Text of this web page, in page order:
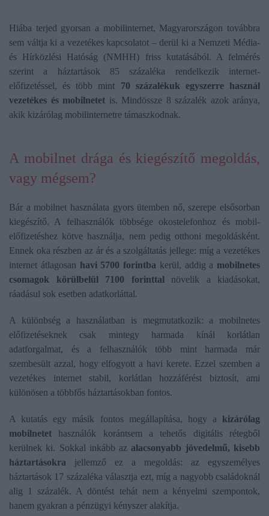
Hiába terjed gyorsan a mobilinternet, Magyarországon továbbra
sem váltja ki a vezetékes kapcsolatot – derül ki a Nemzeti Média-
és Hírközlési Hatóság (NMHH) friss kutatásából. A felmérés
szerint a háztartások 85 százaléka rendelkezik internet-
előfizetéssel, és több mint 70 százalékuk egyszerre használ
vezetékes és mobilnetet is. Mindössze 8 százalék azok aránya,
akik kizárólag mobilinternetre támaszkodnak.
A mobilnet drága és kiegészítő megoldás,
vagy mégsem?
Bár a mobilnet használata gyors ütemben nő, szerepe elsősorban
kiegészítő. A felhasználók többsége okostelefonhoz és mobil-
előfizetéshez kötve használja, nem pedig otthoni megoldásként.
Ennek oka részben az ár és a szolgáltatás jellege: míg a vezetékes
internet átlagosan havi 5700 forintba kerül, addig a mobilnetes
csomagok körülbelül 7100 forinttal növelik a kiadásokat,
ráadásul sok esetben adatkorláttal.
A különbség a használatban is megmutatkozik: a mobilnetes
előfizetéseknek csak mintegy harmada kínál korlátlan
adatforgalmat, és a felhasználók több mint harmada már
szembesült azzal, hogy elfogyott a havi kerete. Ezzel szemben a
vezetékes internet stabil, korlátlan hozzáférést biztosít, ami
különösen a többfős háztartásokban fontos.
A kutatás egy másik fontos megállapítása, hogy a kizárólag
mobilnetet használók korántsem a tehetős digitális rétegből
kerülnek ki. Sokkal inkább az alacsonyabb jövedelmű, kisebb
háztartásokra jellemző ez a megoldás: az egyszemélyes
háztartások 17 százaléka választja ezt, míg a nagyobb családoknál
alig 1 százalék. A döntést tehát nem a kényelmi szempontok,
hanem gyakran a pénzügyi kényszer alakítja.